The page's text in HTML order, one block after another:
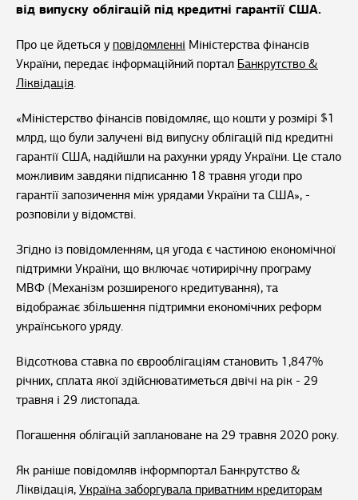
від випуску облігацій під кредитні гарантії США.
Про це йдеться у повідомленні Міністерства фінансів
України, передає інформаційний портал Банкрутство &
Ліквідація.
«Міністерство фінансів повідомляє, що кошти у розмірі $1
млрд, що були залучені від випуску облігацій під кредитні
гарантії США, надійшли на рахунки уряду України. Це стало
можливим завдяки підписанню 18 травня угоди про
гарантії запозичення між урядами України та США», -
розповіли у відомстві.
Згідно із повідомленням, ця угода є частиною економічної
підтримки України, що включає чотирирічну програму
МВФ (Механізм розширеного кредитування), та
відображає збільшення підтримки економічних реформ
українського уряду.
Відсоткова ставка по єврооблігаціям становить 1,847%
річних, сплата якої здійснюватиметься двічі на рік - 29
травня і 29 листопада.
Погашення облігацій заплановане на 29 травня 2020 року.
Як раніше повідомляв інформпортал Банкрутство &
Ліквідація, Україна заборгувала приватним кредиторам